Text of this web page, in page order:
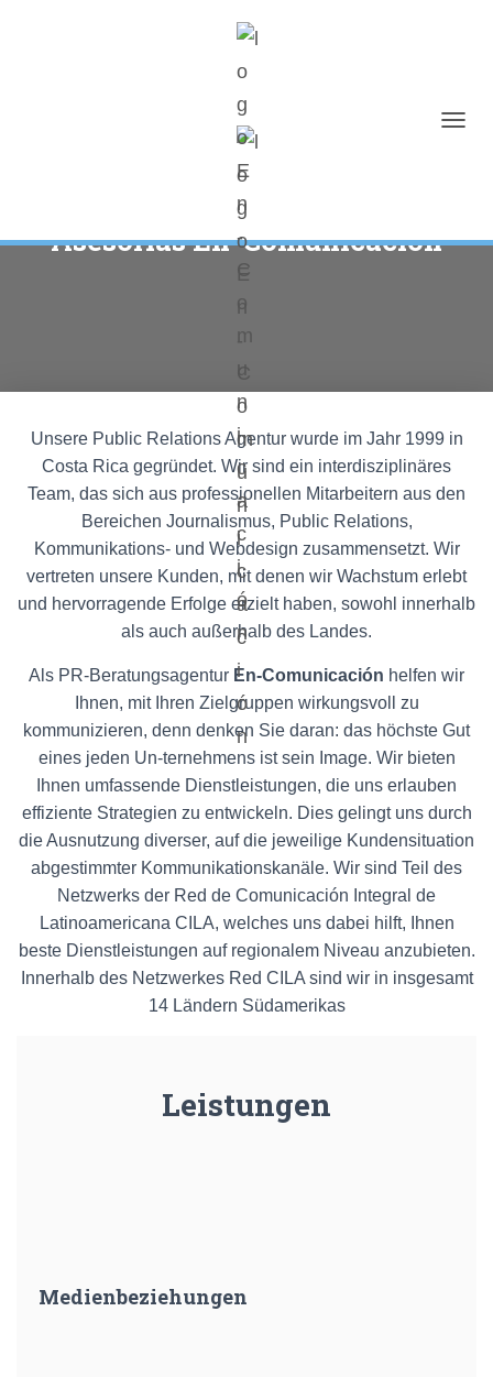
A
T
Asesorías En-Comunicación
Unsere Public Relations Agentur wurde im Jahr 1999 in
Costa Rica gegründet. Wir sind ein interdisziplinäres
Team, das sich aus professionellen Mitarbeitern aus den
Bereichen Journalismus, Public Relations,
Kommunikations- und Webdesign zusammensetzt. Wir
vertreten unsere Kunden, mit denen wir Wachstum erlebt
und hervorragende Erfolge erzielt haben, sowohl innerhalb
als auch außerhalb des Landes.
Als PR-Beratungsagentur En-Comunicación helfen wir
Ihnen, mit Ihren Zielgruppen wirkungsvoll zu
kommunizieren, denn denken Sie daran: das höchste Gut
eines jeden Un-ternehmens ist sein Image. Wir bieten
Ihnen umfassende Dienstleistungen, die uns erlauben
effiziente Strategien zu entwickeln. Dies gelingt uns durch
die Ausnutzung diverser, auf die jeweilige Kundensituation
abgestimmter Kommunikationskanäle. Wir sind Teil des
Netzwerks der Red de Comunicación Integral de
Latinoamericana CILA, welches uns dabei hilft, Ihnen
beste Dienstleistungen auf regionalem Niveau anzubieten.
Innerhalb des Netzwerkes Red CILA sind wir in insgesamt
14 Ländern Südamerikas
Leistungen
Medienbeziehungen